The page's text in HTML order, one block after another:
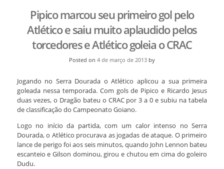
Pipico marcou seu primeiro gol pelo
Atlético e saiu muito aplaudido pelos
torcedores e Atlético goleia o CRAC
Posted on 4 de março de 2013 by
Jogando no Serra Dourada o Atlético aplicou a sua primeira
goleada nessa temporada. Com gols de Pipico e Ricardo Jesus
duas vezes, o Dragão bateu o CRAC por 3 a 0 e subiu na tabela
de classificação do Campeonato Goiano.
Logo no início da partida, com um calor intenso no Serra
Dourada, o Atlético procurava as jogadas de ataque. O primeiro
lance de perigo foi aos seis minutos, quando John Lennon bateu
escanteio e Gilson dominou, girou e chutou em cima do goleiro
Dudu.